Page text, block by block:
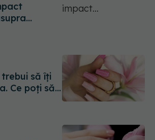
întâmplă
să îți
Ce poți să
faci unghiile
mai des